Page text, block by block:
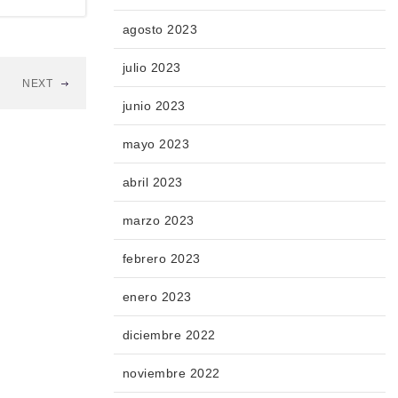
NEXT
agosto 2023
julio 2023
junio 2023
mayo 2023
abril 2023
marzo 2023
febrero 2023
enero 2023
diciembre 2022
noviembre 2022